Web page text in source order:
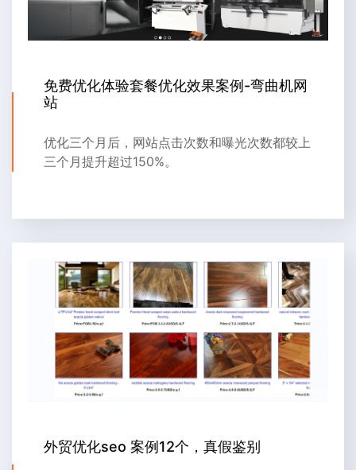
免费优化体验套餐优化效果案例-弯曲机网
站
优化三个月后，网站点击次数和曝光次数都较上
三个月提升超过150%。
外贸优化seo 案例12个，真假鉴别